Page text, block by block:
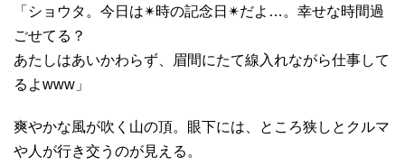
「ショウタ。今日は✴︎時の記念日✴︎だよ…。幸せな時間過
ごせてる？
あたしはあいかわらず、眉間にたて線入れながら仕事して
るよwww」
爽やかな風が吹く山の頂。眼下には、ところ狭しとクルマ
や人が行き交うのが見える。